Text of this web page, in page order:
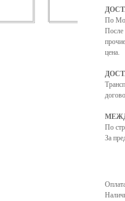
По
После
цена.
По
За